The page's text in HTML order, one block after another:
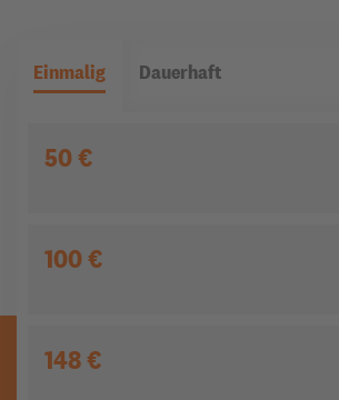
Einmalig Dauerhaft
50 €
100 €
148 €